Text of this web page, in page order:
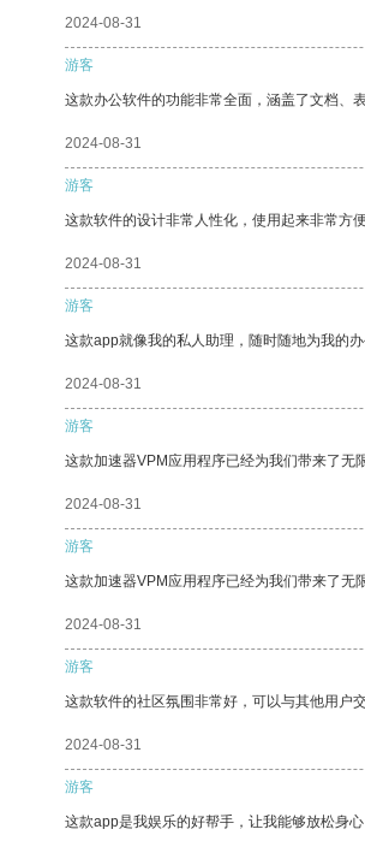
2024-08-31
游客
这款办公软件的功能非常全面，涵盖了文档、
2024-08-31
游客
这款软件的设计非常人性化，使用起来非常方便
2024-08-31
游客
这款app就像我的私人助理，随时随地为我的
2024-08-31
游客
这款加速器VPM应用程序已经为我们带来了无
2024-08-31
游客
这款加速器VPM应用程序已经为我们带来了无
2024-08-31
游客
这款软件的社区氛围非常好，可以与其他用户
2024-08-31
游客
这款app是我娱乐的好帮手，让我能够放松身心